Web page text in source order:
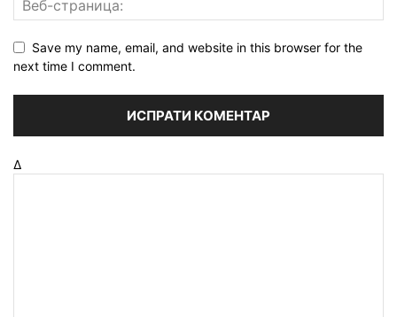
Save my name, email, and website in this browser for the
next time I comment.
Δ